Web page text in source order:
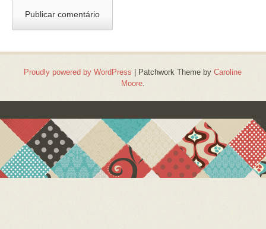
Proudly powered by WordPress Patchwork Theme byCaroline
Moore